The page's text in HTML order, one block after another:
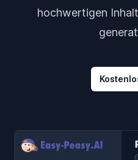
hochwertigen